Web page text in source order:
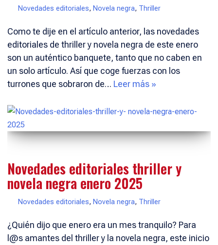
Novedades editoriales, Novela negra, Thriller
Como te dije en el artículo anterior, las novedades
editoriales de thriller y novela negra de este enero
son un auténtico banquete, tanto que no caben en
un solo artículo. Así que coge fuerzas con los
turrones que sobraron de… Leer más »
Novedades editoriales thriller y
novela negra enero 2025
Novedades editoriales, Novela negra, Thriller
¿Quién dijo que enero era un mes tranquilo? Para
l@s amantes del thriller y la novela negra, este inicio